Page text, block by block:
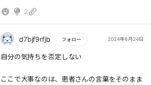
組などと仕分けされて、自信をなくしてしまう
とを支えてくれる存在を求めることが人生とい
かと思ってしまうからだ。
2
d7bjf9rfjb フォロー 2024年6月24日
もっと読む
自分の気持ちを否定しない
ここで大事なのは、患者さんの言葉をそのまま